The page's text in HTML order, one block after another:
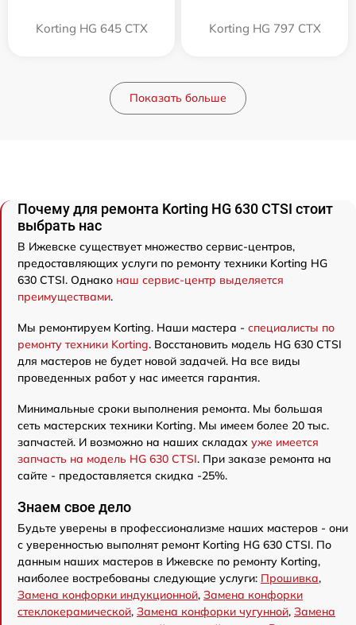
Korting HG 645 CTX Korting HG 797 CTX
Показать больше
Почему для ремонта Korting HG 630 CTSI стоит
выбрать нас
В Ижевске существует множество сервис-центров,
предоставляющих услуги по ремонту техники Korting HG
630 CTSI. Однако наш сервис-центр выделяется
преимуществами.
Мы ремонтируем Korting. Наши мастера - специалисты по
ремонту техники Korting. Восстановить модель HG 630 CTSI
для мастеров не будет новой задачей. На все виды
проведенных работ у нас имеется гарантия.
Минимальные сроки выполнения ремонта. Мы большая
сеть мастерских техники Korting. Мы имеем более 20 тыс.
запчастей. И возможно на наших складах уже имеется
запчасть на модель HG 630 CTSI. При заказе ремонта на
сайте - предоставляется скидка -25%.
Знаем свое дело
Будьте уверены в профессионализме наших мастеров - они
с уверенностью выполнят ремонт Korting HG 630 CTSI. По
данным наших мастеров в Ижевске по ремонту Korting,
наиболее востребованы следующие услуги: Прошивка,
Замена конфорки индукционной, Замена конфорки
стеклокерамической, Замена конфорки чугунной, Замена